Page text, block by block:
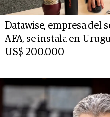
Datawise, empresa del
AFA, se instala en
US$ 200.000